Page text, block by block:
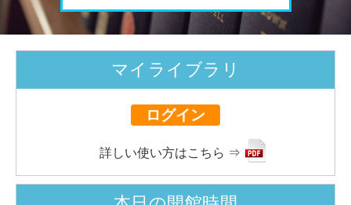
マイライブラリ
ログイン
詳しい使い方はこちら ⇒